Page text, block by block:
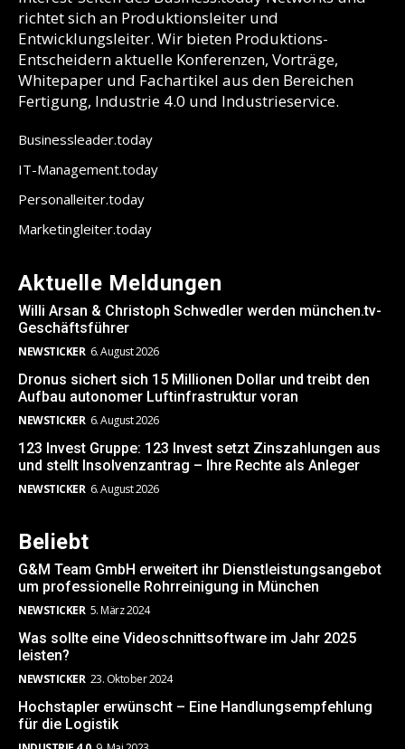
richtet sich an Produktionsleiter und
Entwicklungsleiter. Wir bieten Produktions-
Entscheidern aktuelle Konferenzen, Vorträge,
Whitepaper und Fachartikel aus den Bereichen
Fertigung, Industrie 4.0 und Industrieservice.
Businessleader.today
IT-Management.today
Personalleiter.today
Marketingleiter.today
Aktuelle Meldungen
Willi Arsan & Christoph Schwedler werden münchen.tv-
Geschäftsführer
NEWSTICKER 6. August 2026
Dronus sichert sich 15 Millionen Dollar und treibt den
Aufbau autonomer Luftinfrastruktur voran
NEWSTICKER 6. August 2026
123 Invest Gruppe: 123 Invest setzt Zinszahlungen aus
und stellt Insolvenzantrag – Ihre Rechte als Anleger
NEWSTICKER 6. August 2026
Beliebt
G&M Team GmbH erweitert ihr Dienstleistungsangebot
um professionelle Rohrreinigung in München
NEWSTICKER 5. März 2024
Was sollte eine Videoschnittsoftware im Jahr 2025
leisten?
NEWSTICKER 23. Oktober 2024
Hochstapler erwünscht – Eine Handlungsempfehlung
für die Logistik